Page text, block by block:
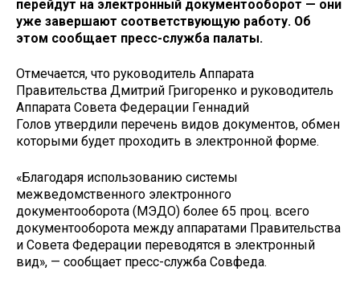
перейдут на электронный документооборот — они
уже завершают соответствующую работу. Об
этом сообщает пресс-служба палаты.
Отмечается, что руководитель Аппарата
Правительства Дмитрий Григоренко и руководитель
Аппарата Совета Федерации Геннадий
Голов утвердили перечень видов документов, обмен
которыми будет проходить в электронной форме.
«Благодаря использованию системы
межведомственного электронного
документооборота (МЭДО) более 65 проц. всего
документооборота между аппаратами Правительства
и Совета Федерации переводятся в электронный
вид», — сообщает пресс-служба Совфеда.